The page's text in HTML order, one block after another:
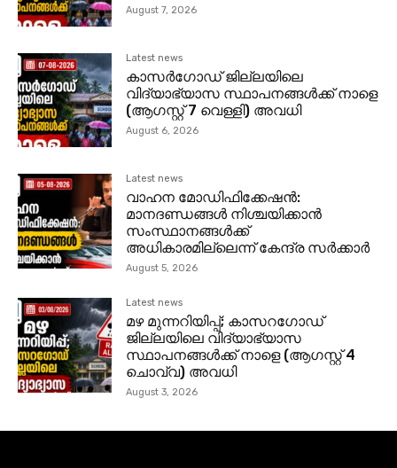
August 7, 2026
Latest news
കാസര്‍ഗോഡ്‌ ജില്ലയിലെ
വിദ്യാഭ്യാസ സ്ഥാപനങ്ങള്‍ക്ക് നാളെ
(ആഗസ്റ്റ് 7 വെള്ളി) അവധി
August 6, 2026
Latest news
വാഹന മോഡിഫിക്കേഷൻ:
മാനദണ്ഡങ്ങൾ നിശ്ചയിക്കാൻ
സംസ്ഥാനങ്ങൾക്ക്
അധികാരമില്ലെന്ന് കേന്ദ്ര സർക്കാർ
August 5, 2026
Latest news
മഴ മുന്നറിയിപ്പ്; കാസറഗോഡ്
ജില്ലയിലെ വിദ്യാഭ്യാസ
സ്ഥാപനങ്ങള്‍ക്ക് നാളെ (ആഗസ്റ്റ് 4
ചൊവ്വ) അവധി
August 3, 2026